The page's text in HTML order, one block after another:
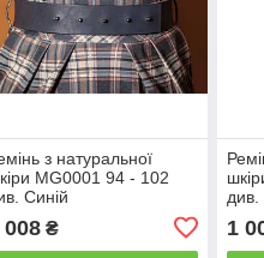
з натуральної
MG0001 94 - 102
Синій
008₴ 1